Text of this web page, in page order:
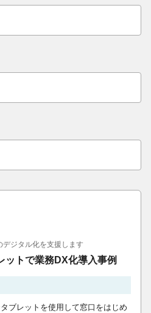
デジタル化を支援します
ットで業務DX化導入事例
ブレットを使用して窓口をはじめ